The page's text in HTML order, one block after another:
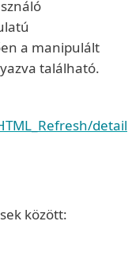
a manipulált
található.
detail
között: